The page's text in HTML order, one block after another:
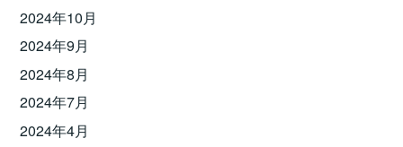
2024年10月
2024年9月
2024年8月
2024年7月
2024年4月